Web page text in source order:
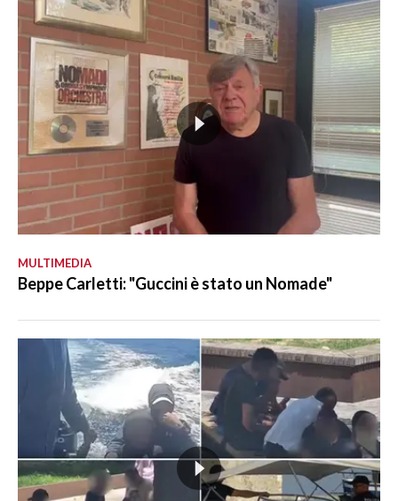
MULTIMEDIA
Beppe Carletti: "Guccini è stato un Nomade"